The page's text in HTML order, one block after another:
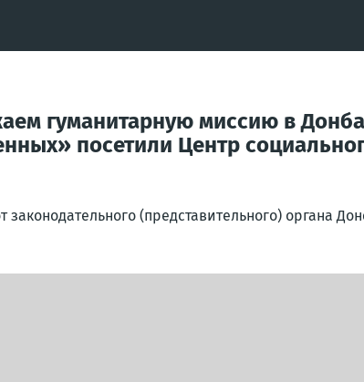
гуманитарную миссию в
посетили Центр
(представительного) органа